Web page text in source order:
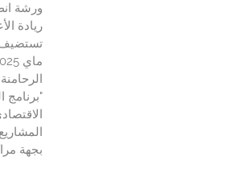
ورشة
ريادة
"برنامج
بجهة